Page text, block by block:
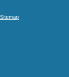
Sitemap